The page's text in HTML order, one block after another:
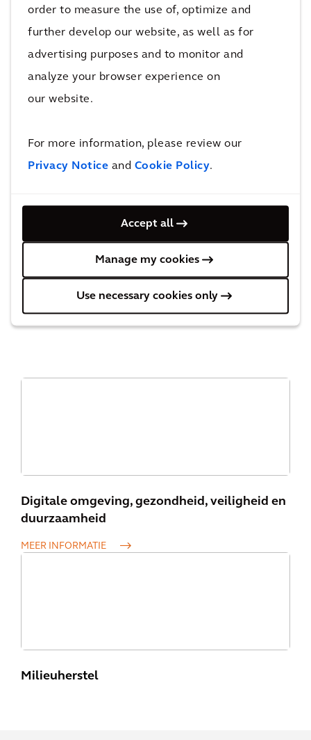
order to measure the use of, optimize and
further develop our website, as well as for
advertising purposes and to monitor and
analyze your browser experience on
our website.
For more information, please review our
Privacy Notice and Cookie Policy.
Accept all
Manage my cookies
Use necessary cookies only
ARTIKEL
De Arcadis Sustainable Cities Index
2022
In stroomversnelling naar Net Zero
Onze diensten
Digitale omgeving, gezondheid, veiligheid en
duurzaamheid
MEER INFORMATIE
Milieuherstel